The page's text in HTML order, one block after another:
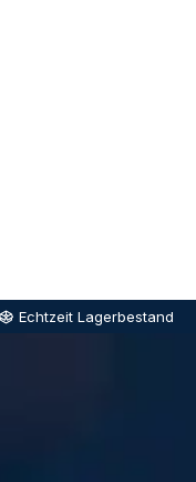
Echtzeit Lagerbestand